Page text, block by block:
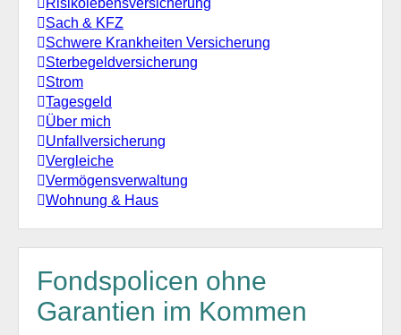
Risikolebensversicherung
Sach & KFZ
Schwere Krankheiten Versicherung
Sterbegeldversicherung
Strom
Tagesgeld
Über mich
Unfallversicherung
Vergleiche
Vermögensverwaltung
Wohnung & Haus
Fondspolicen ohne
Garantien im Kommen